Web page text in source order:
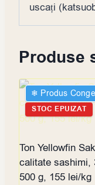
uscați
Produse
❄︎ Produs
STOC EPUIZAT
Ton Yellowfin
calitate sashimi,
500 g, 155 lei/kg